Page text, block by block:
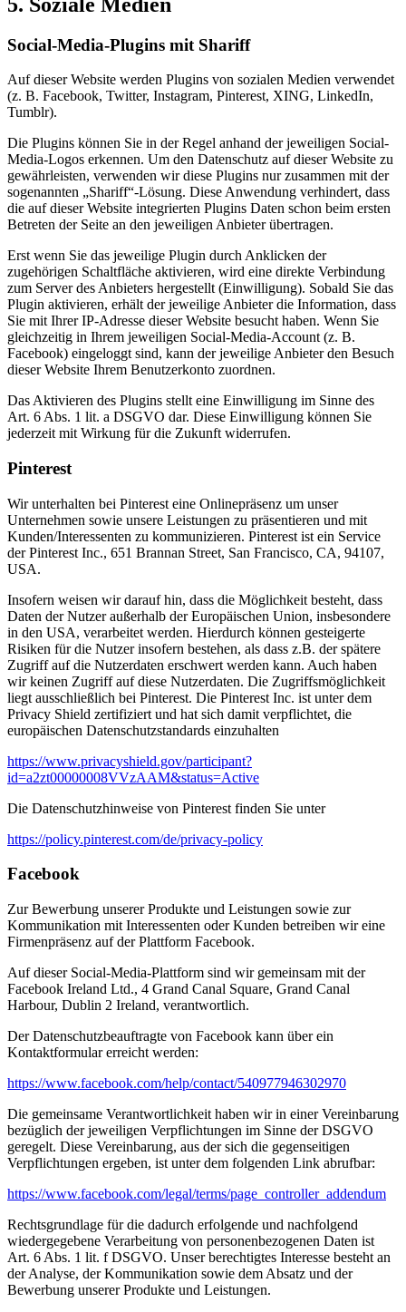
Social-Media-Plugins mit Shariff
Auf dieser Website werden Plugins von sozialen Medien verwendet
(z. B. Facebook, Twitter, Instagram, Pinterest, XING, LinkedIn,
Tumblr).
Die Plugins können Sie in der Regel anhand der jeweiligen Social-
Media-Logos erkennen. Um den Datenschutz auf dieser Website zu
gewährleisten, verwenden wir diese Plugins nur zusammen mit der
sogenannten „Shariff“-Lösung. Diese Anwendung verhindert, dass
die auf dieser Website integrierten Plugins Daten schon beim ersten
Betreten der Seite an den jeweiligen Anbieter übertragen.
Erst wenn Sie das jeweilige Plugin durch Anklicken der
zugehörigen Schaltfläche aktivieren, wird eine direkte Verbindung
zum Server des Anbieters hergestellt (Einwilligung). Sobald Sie das
Plugin aktivieren, erhält der jeweilige Anbieter die Information, dass
Sie mit Ihrer IP-Adresse dieser Website besucht haben. Wenn Sie
gleichzeitig in Ihrem jeweiligen Social-Media-Account (z. B.
Facebook) eingeloggt sind, kann der jeweilige Anbieter den Besuch
dieser Website Ihrem Benutzerkonto zuordnen.
Das Aktivieren des Plugins stellt eine Einwilligung im Sinne des
Art. 6 Abs. 1 lit. a DSGVO dar. Diese Einwilligung können Sie
jederzeit mit Wirkung für die Zukunft widerrufen.
Pinterest
Wir unterhalten bei Pinterest eine Onlinepräsenz um unser
Unternehmen sowie unsere Leistungen zu präsentieren und mit
Kunden/Interessenten zu kommunizieren. Pinterest ist ein Service
der Pinterest Inc., 651 Brannan Street, San Francisco, CA, 94107,
USA.
Insofern weisen wir darauf hin, dass die Möglichkeit besteht, dass
Daten der Nutzer außerhalb der Europäischen Union, insbesondere
in den USA, verarbeitet werden. Hierdurch können gesteigerte
Risiken für die Nutzer insofern bestehen, als dass z.B. der spätere
Zugriff auf die Nutzerdaten erschwert werden kann. Auch haben
wir keinen Zugriff auf diese Nutzerdaten. Die Zugriffsmöglichkeit
liegt ausschließlich bei Pinterest. Die Pinterest Inc. ist unter dem
Privacy Shield zertifiziert und hat sich damit verpflichtet, die
europäischen Datenschutzstandards einzuhalten
https://www.privacyshield.gov/participant?
id=a2zt00000008VVzAAM&status=Active
Die Datenschutzhinweise von Pinterest finden Sie unter
https://policy.pinterest.com/de/privacy-policy
Facebook
Zur Bewerbung unserer Produkte und Leistungen sowie zur
Kommunikation mit Interessenten oder Kunden betreiben wir eine
Firmenpräsenz auf der Plattform Facebook.
Auf dieser Social-Media-Plattform sind wir gemeinsam mit der
Facebook Ireland Ltd., 4 Grand Canal Square, Grand Canal
Harbour, Dublin 2 Ireland, verantwortlich.
Der Datenschutzbeauftragte von Facebook kann über ein
Kontaktformular erreicht werden:
https://www.facebook.com/help/contact/540977946302970
Die gemeinsame Verantwortlichkeit haben wir in einer Vereinbarung
bezüglich der jeweiligen Verpflichtungen im Sinne der DSGVO
geregelt. Diese Vereinbarung, aus der sich die gegenseitigen
Verpflichtungen ergeben, ist unter dem folgenden Link abrufbar:
https://www.facebook.com/legal/terms/page_controller_addendum
Rechtsgrundlage für die dadurch erfolgende und nachfolgend
wiedergegebene Verarbeitung von personenbezogenen Daten ist
Art. 6 Abs. 1 lit. f DSGVO. Unser berechtigtes Interesse besteht an
der Analyse, der Kommunikation sowie dem Absatz und der
Bewerbung unserer Produkte und Leistungen.